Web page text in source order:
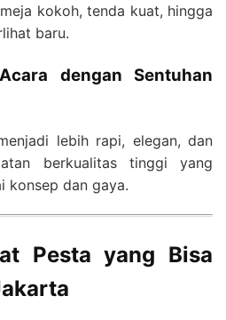
kokoh, tenda kuat, hingga
baru.
dengan Sentuhan
lebih rapi, elegan, dan
berkualitas tinggi yang
konsep dan gaya.
Pesta yang Bisa